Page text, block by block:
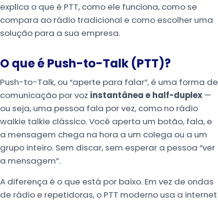
explica o que é PTT, como ele funciona, como se
compara ao rádio tradicional e como escolher uma
solução para a sua empresa.
O que é Push-to-Talk (PTT)?
Push-to-Talk, ou “aperte para falar”, é uma forma de
comunicação por voz instantânea e half-duplex —
ou seja, uma pessoa fala por vez, como no rádio
walkie talkie clássico. Você aperta um botão, fala, e
a mensagem chega na hora a um colega ou a um
grupo inteiro. Sem discar, sem esperar a pessoa “ver
a mensagem”.
A diferença é o que está por baixo. Em vez de ondas
de rádio e repetidoras, o PTT moderno usa a internet